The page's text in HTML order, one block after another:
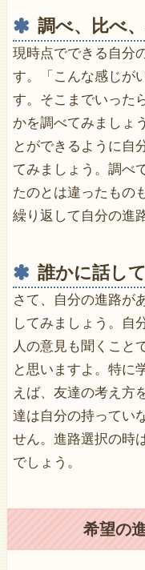
調べ、比べ
現時点でできる自分
す。「こんな感じが
す。そこまでいった
かを調べてみましょ
とができるように自
てみましょう。調べ
たのとは違ったもの
繰り返して自分の進
誰かに話し
さて、自分の進路が
してみましょう。自
人の意見も聞くこと
と思いますよ。特に
えば、友達の考え方
達は自分の持ってい
せん。進路選択の時
でしょう。
希望の